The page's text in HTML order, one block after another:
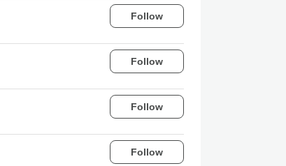
Follow
Follow
Follow
Follow